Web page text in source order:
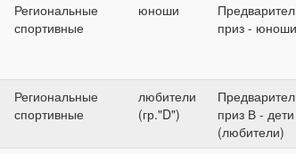
Региональные
спортивные
юноши
приз - юноши
Региональные
спортивные
любители
(гр."D")
приз В - дети
(любители)